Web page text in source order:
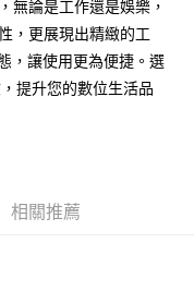
付方式。 讓您購物簡單
。
的連結，可透過四大超商／
交易完成。
無論是工作還是娛樂，
，更展現出精緻的工
，讓使用更為便捷。選
提升您的數位生活品
相關推薦